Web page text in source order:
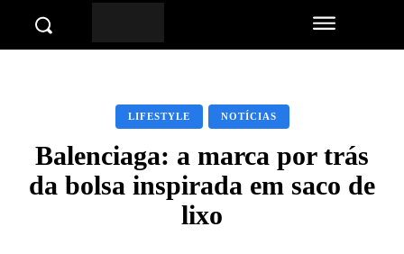
LIFESTYLE NOTÍCIAS
Balenciaga: a marca por trás
da bolsa inspirada em saco de
lixo